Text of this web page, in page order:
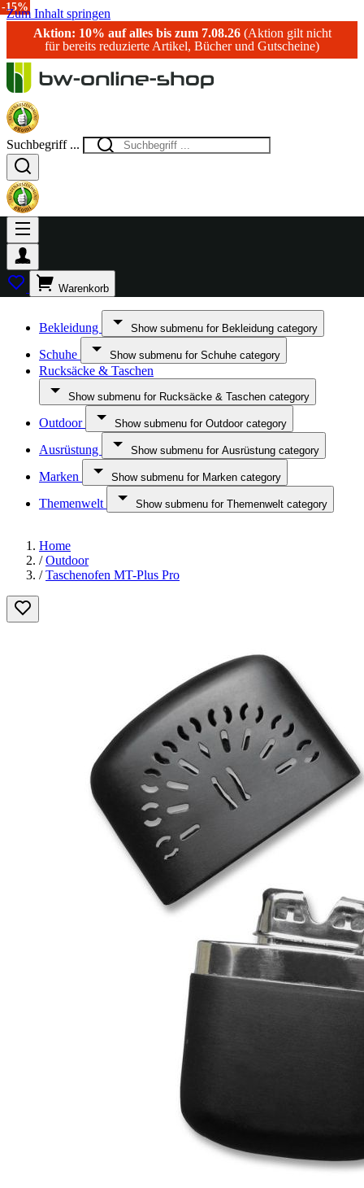
Zum Inhalt springen
Aktion: 10% auf alles bis zum 7.08.26(Aktion gilt nicht
für bereits reduzierte Artikel, Bücher und Gutscheine)
Suchbegriff ...
Warenkorb
Bekleidung Show submenu for Bekleidung category
Schuhe Show submenu for Schuhe category
Rucksäcke & Taschen
Show submenu for Rucksäcke & Taschen category
Outdoor Show submenu for Outdoor category
Ausrüstung Show submenu for Ausrüstung category
Marken Show submenu for Marken category
Themenwelt Show submenu for Themenwelt category
Home
/ Outdoor
/ Taschenofen MT-Plus Pro
-15%